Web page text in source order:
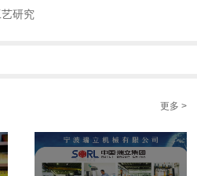
研究
更多 >